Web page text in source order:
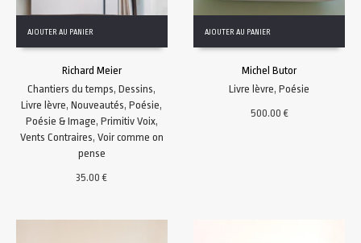
AJOUTER AU PANIER
Richard Meier
Chantiers du temps,Dessins,
Livre lèvre,Nouveautés,Poésie,
Poésie & Image, Primitiv Voix,
Vents Contraires, Voir comme on
pense
35.00€
AJOUTER AU PANIER
Michel Butor
Livre lèvre,Poésie
500.00€